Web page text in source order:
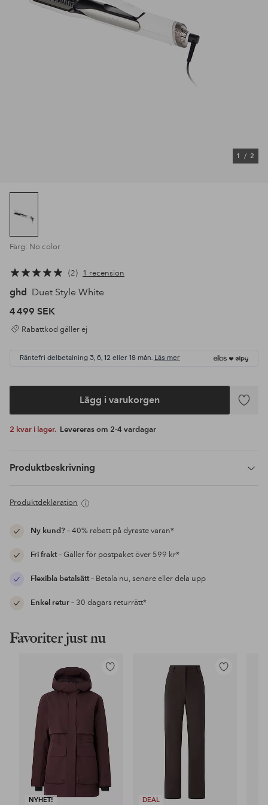
1 / 2
Färg: No color
2 1 recension
ghd
Duet Style White
4 499 SEK
Rabattkod gäller ej
Räntefri delbetalning 3, 6, 12 eller 18 mån. Läs mer
Lägg i varukorgen
Lägg
2 kvar i lager. Levereras om 2-4 vardagar
Produktbeskrivning
Produktdeklaration
Ny kund?– 40% rabatt på dyraste varan*
Fri frakt– Gäller för postpaket över 599 kr*
Flexibla betalsätt– Betala nu, senare eller dela upp
Enkel retur– 30 dagars returrätt*
Favoriter just nu
NYHET!
Lägg
i
favoriter
DEAL
Lägg